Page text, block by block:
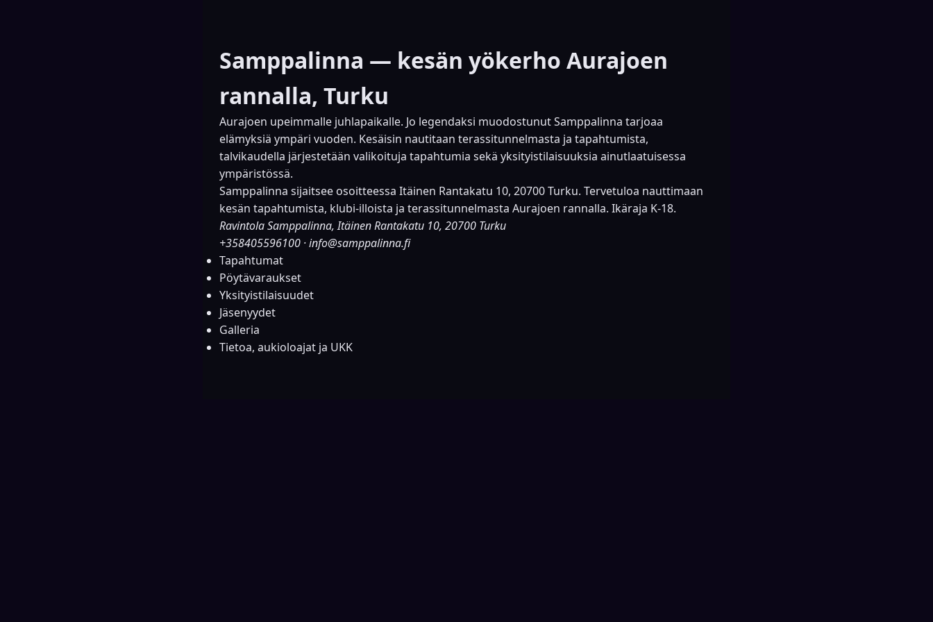
Samppalinna — kesän yökerho Aurajoen
rannalla, Turku
Aurajoen upeimmalle juhlapaikalle. Jo legendaksi muodostunut Samppalinna tarjoaa
elämyksiä ympäri vuoden. Kesäisin nautitaan terassitunnelmasta ja tapahtumista,
talvikaudella järjestetään valikoituja tapahtumia sekä yksityistilaisuuksia ainutlaatuisessa
ympäristössä.
Samppalinna sijaitsee osoitteessa Itäinen Rantakatu 10, 20700 Turku. Tervetuloa nauttimaan
kesän tapahtumista, klubi-illoista ja terassitunnelmasta Aurajoen rannalla. Ikäraja K-18.
Ravintola Samppalinna, Itäinen Rantakatu 10, 20700 Turku
+358405596100 ·info@samppalinna.fi
Tapahtumat
Pöytävaraukset
Yksityistilaisuudet
Jäsenyydet
Galleria
Tietoa, aukioloajat ja UKK